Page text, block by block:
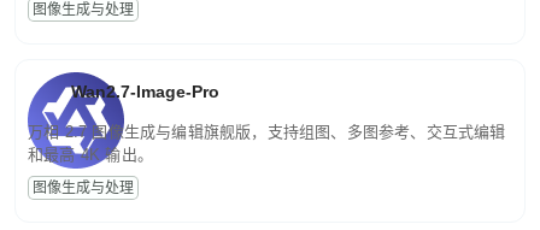
图像生成与处理
Wan2.7-Image-Pro
万相 2.7 图像生成与编辑旗舰版，支持组图、多图参考、交互式编辑
和最高 4K 输出。
图像生成与处理